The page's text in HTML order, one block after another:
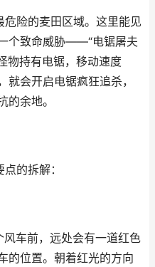
险的麦田区域。这里能见
个致命威胁——“电锯屠夫
物持有电锯，移动速度
会开启电锯疯狂追杀，
的余地。
的拆解：
车前，远处会有一道红色
的位置。朝着红光的方向